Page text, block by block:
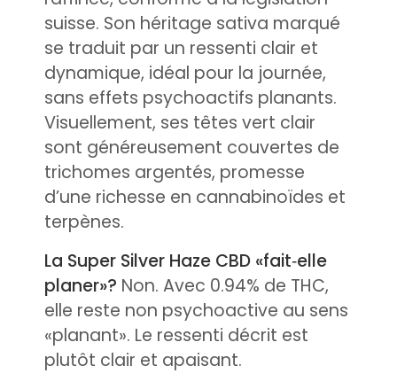
suisse. Son héritage sativa marqué
se traduit par un ressenti clair et
dynamique, idéal pour la journée,
sans effets psychoactifs planants.
Visuellement, ses têtes vert clair
sont généreusement couvertes de
trichomes argentés, promesse
d’une richesse en cannabinoïdes et
terpènes.
La Super Silver Haze CBD «fait‑elle
planer»? Non. Avec 0.94% de THC,
elle reste non psychoactive au sens
«planant». Le ressenti décrit est
plutôt clair et apaisant.